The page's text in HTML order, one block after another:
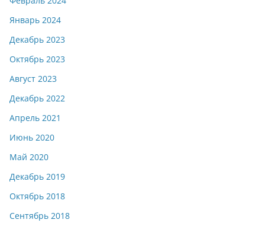
Январь 2024
Декабрь 2023
Октябрь 2023
Август 2023
Декабрь 2022
Апрель 2021
Июнь 2020
Май 2020
Декабрь 2019
Октябрь 2018
Сентябрь 2018